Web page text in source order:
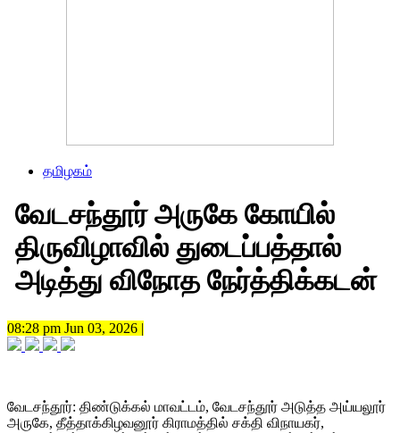
தமிழகம்
வேடசந்தூர் அருகே கோயில்
திருவிழாவில் துடைப்பத்தால்
அடித்து விநோத நேர்த்திக்கடன்
08:28 pm Jun 03, 2026 |
வேடசந்தூர்: திண்டுக்கல் மாவட்டம், வேடசந்தூர் அடுத்த அய்யலூர்
அருகே, தீத்தாக்கிழவனூர் கிராமத்தில் சக்தி விநாயகர்,